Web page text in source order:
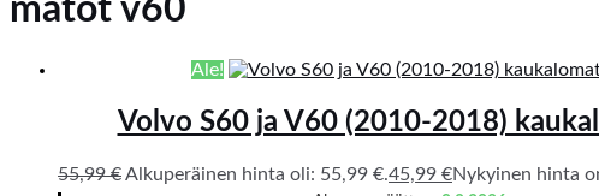
matot v60
Ale!
Volvo S60 ja V60 (2010-2018)
55,99€Alkuperäinen hinta oli: 55,99 €.45,99 €Nykyinen hinta